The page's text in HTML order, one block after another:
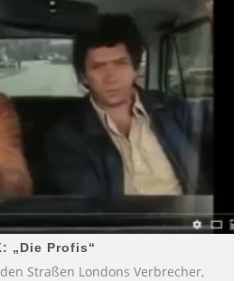
„Die Profis“
Straßen Londons Verbrecher,